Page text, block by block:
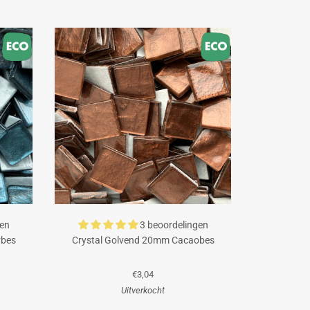
3 beoordelingen
Crystal Golvend 20mm Cacaobes
€3,04
Uitverkocht